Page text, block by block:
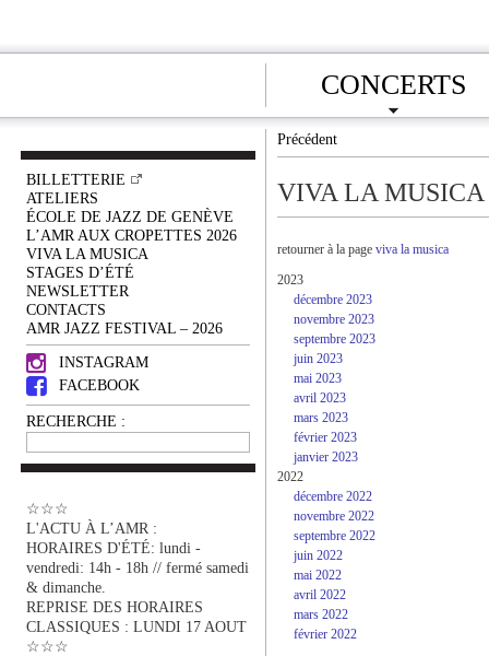
CONCERTS
BILLETTERIE
ATELIERS
ÉCOLE DE JAZZ DE GENÈVE
L’AMR AUX CROPETTES 2026
VIVA LA MUSICA
STAGES D’ÉTÉ
NEWSLETTER
CONTACTS
AMR JAZZ FESTIVAL – 2026
INSTAGRAM
FACEBOOK
RECHERCHE :
☆☆☆
L'ACTU À L’AMR :
HORAIRES D'ÉTÉ: lundi -
vendredi: 14h - 18h // fermé samedi
& dimanche.
REPRISE DES HORAIRES
CLASSIQUES : LUNDI 17 AOUT
☆☆☆
Précédent
VIVA LA MUSICA
retourner à la page viva la musica
2023
décembre 2023
novembre 2023
septembre 2023
juin 2023
mai 2023
avril 2023
mars 2023
février 2023
janvier 2023
2022
décembre 2022
novembre 2022
septembre 2022
juin 2022
mai 2022
avril 2022
mars 2022
février 2022